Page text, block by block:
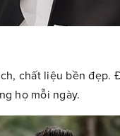
chất liệu bền đẹp.
họ mỗi ngày.